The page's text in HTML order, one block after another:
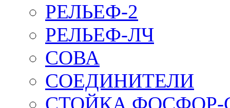
РЕЛЬЕФ-2
РЕЛЬЕФ-ЛЧ
СОВА
СОЕДИНИТЕЛИ